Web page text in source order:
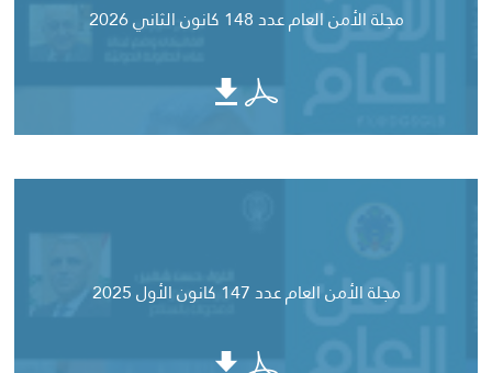
مجلة الأمن العام عدد 148 كانون الثاني 2026
مجلة الأمن العام عدد 147 كانون الأول 2025